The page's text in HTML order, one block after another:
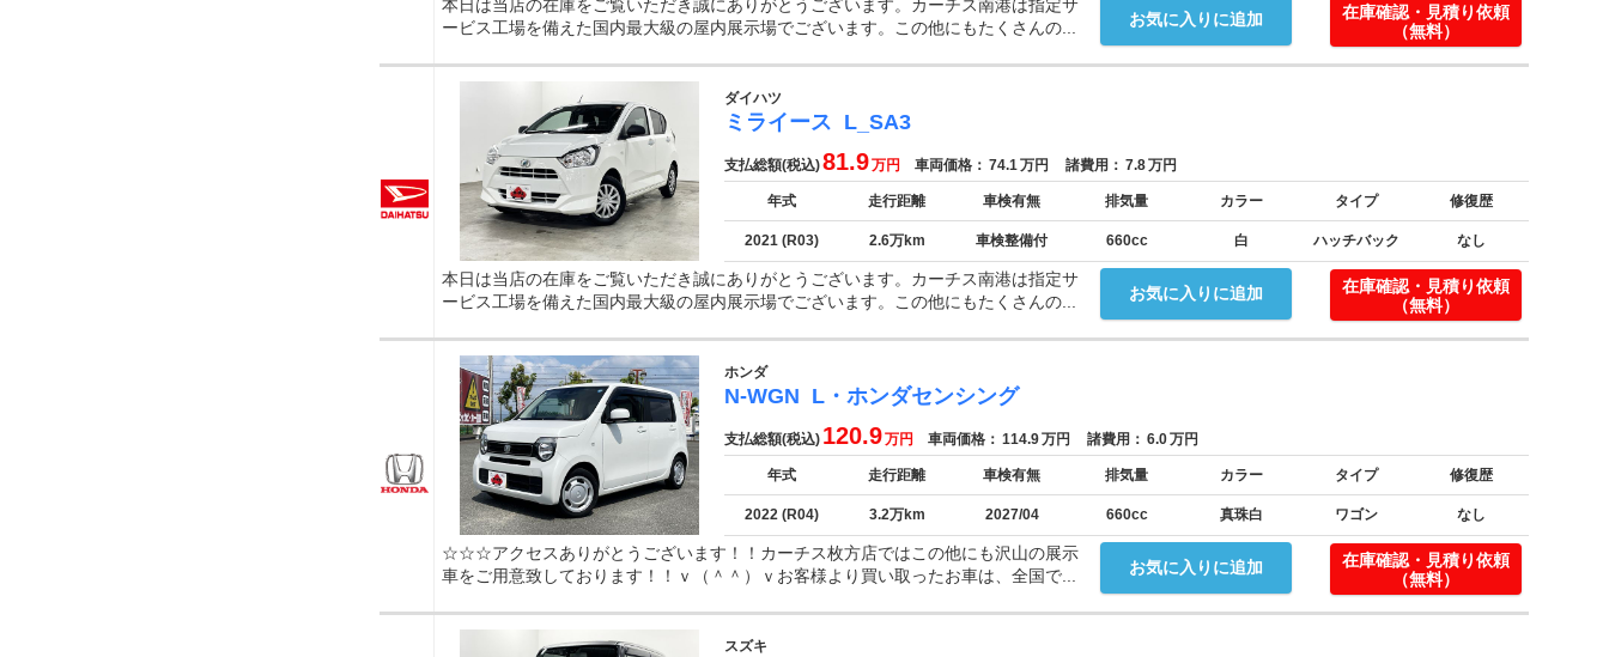
お気に入りに追加
本日は当店の在庫をご覧いただき誠にありがとうございます。カーチス南港は指定サ
ービス工場を備えた国内最大級の屋内展示場でございます。この他にもたくさんの...
在庫確認・見積り依頼
（無料）
ダイハツ
ミライース L_SA3
支払総額(税込)81.9万円 車両価格： 74.1万円 諸費用： 7.8万円
年式 走行距離 車検有無 排気量 カラー タイプ 修復歴
2021 (R03) 2.6万km 車検整備付 660cc 白 ハッチバック なし
お気に入りに追加
本日は当店の在庫をご覧いただき誠にありがとうございます。カーチス南港は指定サ
ービス工場を備えた国内最大級の屋内展示場でございます。この他にもたくさんの...
在庫確認・見積り依頼
（無料）
ホンダ
N-WGN L・ホンダセンシング
支払総額(税込) 120.9万円 車両価格： 114.9万円 諸費用： 6.0万円
年式 走行距離 車検有無 排気量 カラー タイプ 修復歴
2022 (R04) 3.2万km 2027/04 660cc 真珠白 ワゴン なし
お気に入りに追加
☆☆☆アクセスありがとうございます！！カーチス枚方店ではこの他にも沢山の展示
車をご用意致しております！！ｖ（＾＾）ｖお客様より買い取ったお車は、全国で...
在庫確認・見積り依頼
（無料）
スズキ